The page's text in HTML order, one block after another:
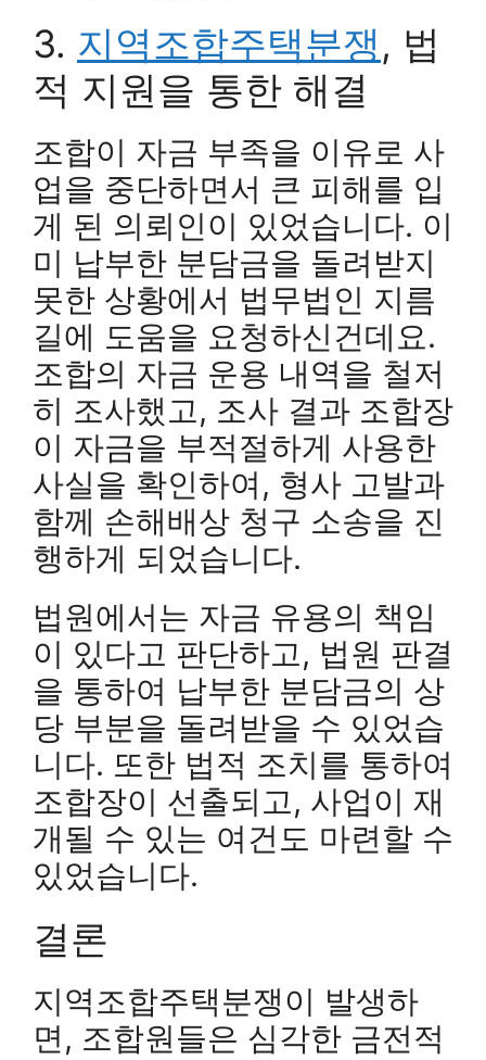
3. 지역조합주택분쟁, 법
적 지원을 통한 해결
조합이 자금 부족을 이유로 사
업을 중단하면서 큰 피해를 입
게 된 의뢰인이 있었습니다. 이
미 납부한 분담금을 돌려받지
못한 상황에서 법무법인 지름
길에 도움을 요청하신건데요.
조합의 자금 운용 내역을 철저
히 조사했고, 조사 결과 조합장
이 자금을 부적절하게 사용한
사실을 확인하여, 형사 고발과
함께 손해배상 청구 소송을 진
행하게 되었습니다.
법원에서는 자금 유용의 책임
이 있다고 판단하고, 법원 판결
을 통하여 납부한 분담금의 상
당 부분을 돌려받을 수 있었습
니다. 또한 법적 조치를 통하여
조합장이 선출되고, 사업이 재
개될 수 있는 여건도 마련할 수
있었습니다.
결론
지역조합주택분쟁이 발생하
면, 조합원들은 심각한 금전적